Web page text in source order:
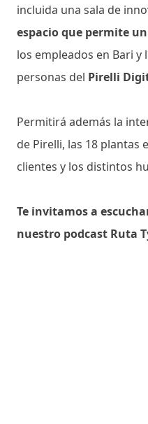
incluida una sala de
espacio que permite
los empleados en Bari y
personas del Pirelli
Permitirá además la
de Pirelli, las 18 plantas
clientes y los distintos
Te invitamos a
nuestro podcast Ruta